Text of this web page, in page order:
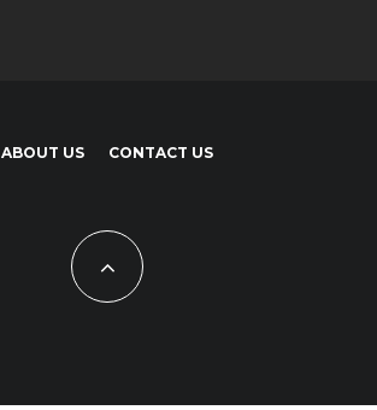
ABOUT US CONTACT US